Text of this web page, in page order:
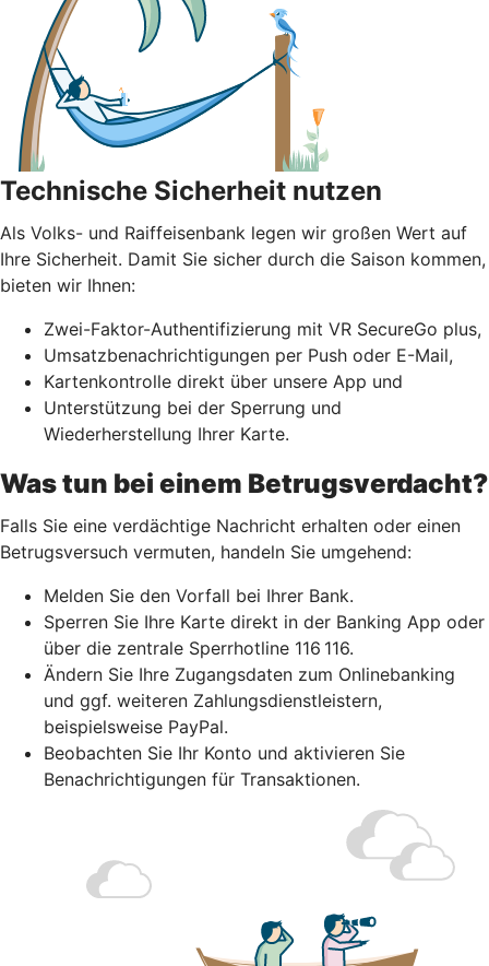
Technische Sicherheit nutzen
Als Volks- und Raiffeisenbank legen wir großen Wert auf
Ihre Sicherheit. Damit Sie sicher durch die Saison kommen,
bieten wir Ihnen:
Zwei-Faktor-Authentifizierung mit VR SecureGo plus,
Umsatzbenachrichtigungen per Push oder E-Mail,
Kartenkontrolle direkt über unsere App und
Unterstützung bei der Sperrung und
Wiederherstellung Ihrer Karte.
Was tun bei einem Betrugsverdacht?
Falls Sie eine verdächtige Nachricht erhalten oder einen
Betrugsversuch vermuten, handeln Sie umgehend:
Melden Sie den Vorfall bei Ihrer Bank.
Sperren Sie Ihre Karte direkt in der Banking App oder
über die zentrale Sperrhotline 116 116.
Ändern Sie Ihre Zugangsdaten zum Onlinebanking
und ggf. weiteren Zahlungsdienstleistern,
beispielsweise PayPal.
Beobachten Sie Ihr Konto und aktivieren Sie
Benachrichtigungen für Transaktionen.